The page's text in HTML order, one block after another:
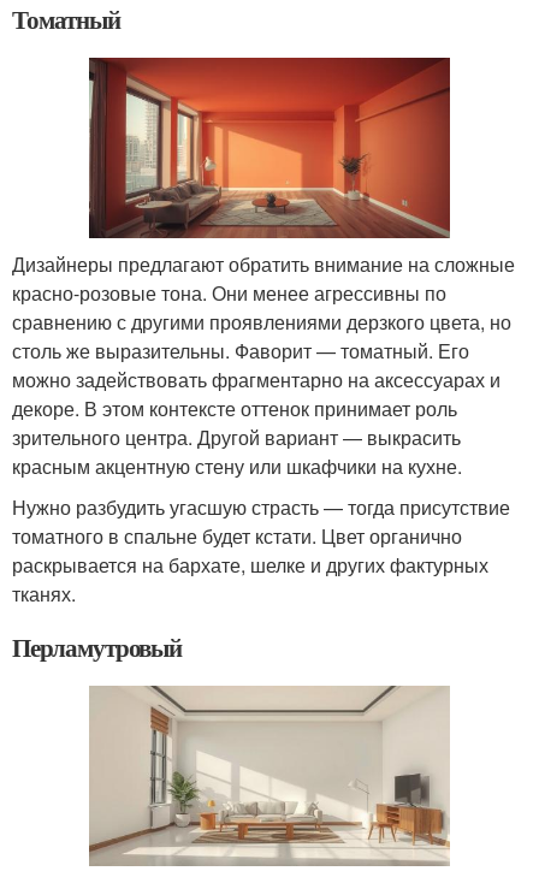
Томатный
Дизайнеры предлагают обратить внимание на сложные
красно-розовые тона. Они менее агрессивны по
сравнению с другими проявлениями дерзкого цвета, но
столь же выразительны. Фаворит — томатный. Его
можно задействовать фрагментарно на аксессуарах и
декоре. В этом контексте оттенок принимает роль
зрительного центра. Другой вариант — выкрасить
красным акцентную стену или шкафчики на кухне.
Нужно разбудить угасшую страсть — тогда присутствие
томатного в спальне будет кстати. Цвет органично
раскрывается на бархате, шелке и других фактурных
тканях.
Перламутровый